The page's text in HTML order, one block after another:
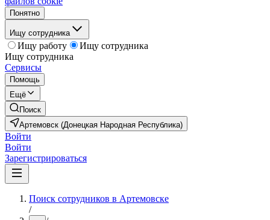
Понятно
Ищу сотрудника
Ищу работу
Ищу сотрудника
Ищу сотрудника
Сервисы
Помощь
Ещё
Поиск
Артемовск (Донецкая Народная Республика)
Войти
Войти
Зарегистрироваться
Поиск сотрудников в Артемовске
/